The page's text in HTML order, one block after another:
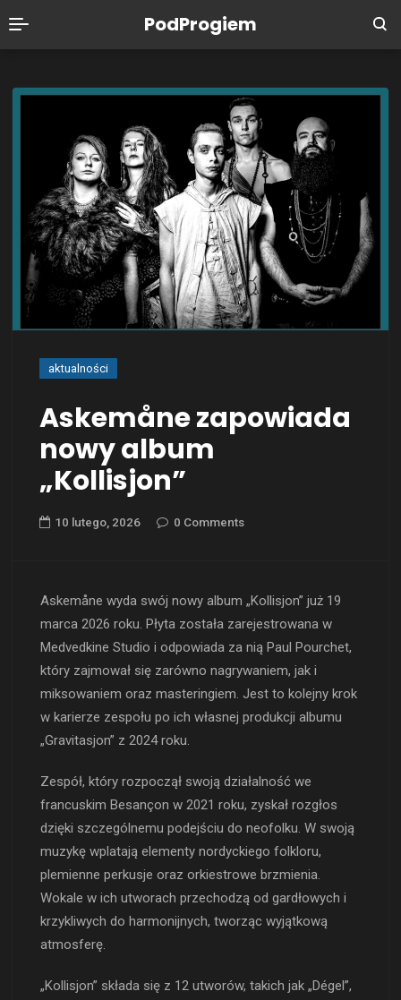
PodProgiem
aktualności
Askemåne zapowiada
nowy album
„Kollisjon”
10 lutego, 2026 0 Comments
Askemåne wyda swój nowy album „Kollisjon” już 19
marca 2026 roku. Płyta została zarejestrowana w
Medvedkine Studio i odpowiada za nią Paul Pourchet,
który zajmował się zarówno nagrywaniem, jak i
miksowaniem oraz masteringiem. Jest to kolejny krok
w karierze zespołu po ich własnej produkcji albumu
„Gravitasjon” z 2024 roku.
Zespół, który rozpoczął swoją działalność we
francuskim Besançon w 2021 roku, zyskał rozgłos
dzięki szczególnemu podejściu do neofolku. W swoją
muzykę wplatają elementy nordyckiego folkloru,
plemienne perkusje oraz orkiestrowe brzmienia.
Wokale w ich utworach przechodzą od gardłowych i
krzykliwych do harmonijnych, tworząc wyjątkową
atmosferę.
„Kollisjon” składa się z 12 utworów, takich jak „Dégel”,